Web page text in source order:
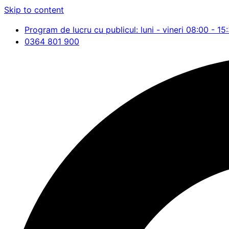
Skip to content
Program de lucru cu publicul: luni - vineri 08:00 -
0364 801 900